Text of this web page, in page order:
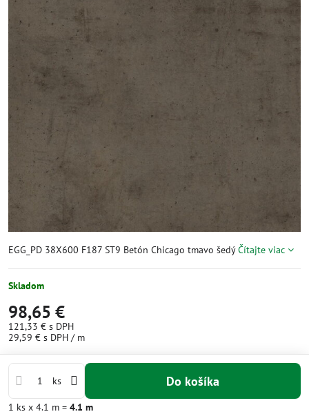
EGG_PD 38X600 F187 ST9 Betón Chicago tmavo šedýČítajte viac
Skladom
98,65 €
121,33 € s DPH
29,59 € s DPH / m
ks Do košíka
1 ks x 4.1 m = 4.1 m